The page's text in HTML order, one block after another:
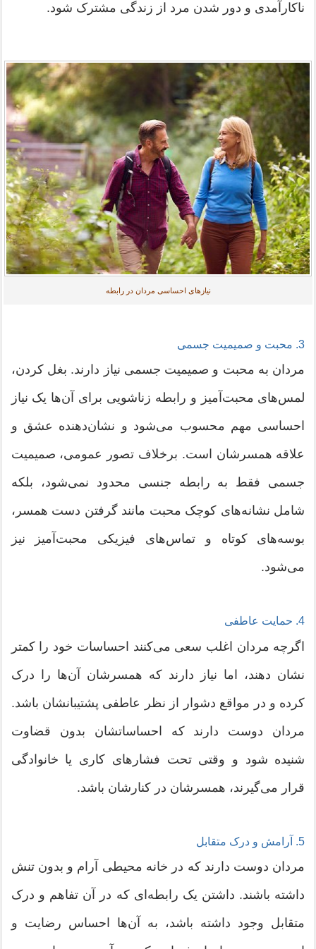
ناکارآمدی و دور شدن مرد از زندگی مشترک شود.
نیازهای احساسی مردان در رابطه
3. محبت و صمیمیت جسمی
مردان به محبت و صمیمیت جسمی نیاز دارند. بغل کردن،
لمس‌های محبت‌آمیز و رابطه زناشویی برای آن‌ها یک نیاز
احساسی مهم محسوب می‌شود و نشان‌دهنده عشق و
علاقه همسرشان است. برخلاف تصور عمومی، صمیمیت
جسمی فقط به رابطه جنسی محدود نمی‌شود، بلکه
شامل نشانه‌های کوچک محبت مانند گرفتن دست همسر،
بوسه‌های کوتاه و تماس‌های فیزیکی محبت‌آمیز نیز
می‌شود.
4. حمایت عاطفی
اگرچه مردان اغلب سعی می‌کنند احساسات خود را کمتر
نشان دهند، اما نیاز دارند که همسرشان آن‌ها را درک
کرده و در مواقع دشوار از نظر عاطفی پشتیبانشان باشد.
مردان دوست دارند که احساساتشان بدون قضاوت
شنیده شود و وقتی تحت فشارهای کاری یا خانوادگی
قرار می‌گیرند، همسرشان در کنارشان باشد.
5. آرامش و درک متقابل
مردان دوست دارند که در خانه محیطی آرام و بدون تنش
داشته باشند. داشتن یک رابطه‌ای که در آن تفاهم و درک
متقابل وجود داشته باشد، به آن‌ها احساس رضایت و